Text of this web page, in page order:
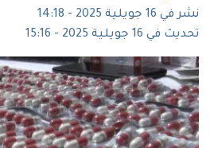
نشر في 16 جويلية 2025 - 14:18
تحديث في 16 جويلية 2025 - 15:16